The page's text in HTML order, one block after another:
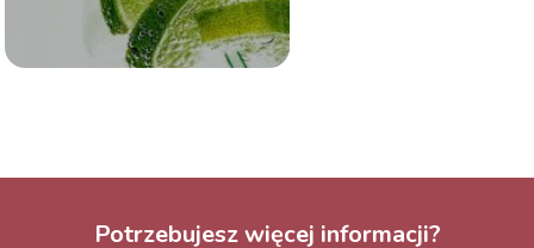
Potrzebujesz więcej informacji?